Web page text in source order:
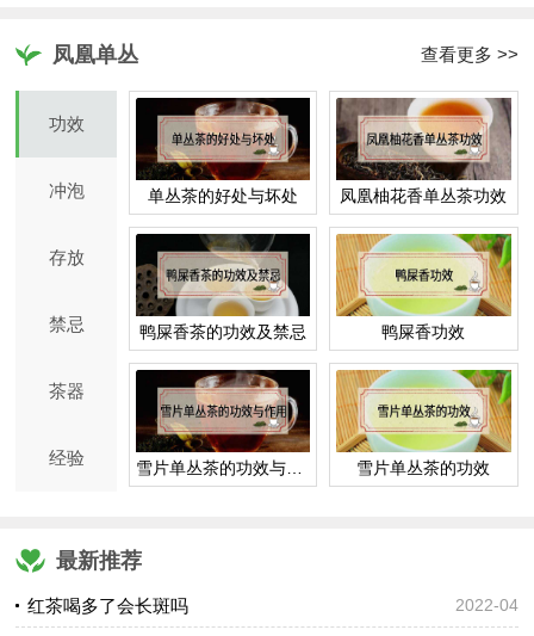
凤凰单丛 查看更多 >>
功效
冲泡
存放
禁忌
茶器
经验
单丛茶的好处与坏处 凤凰柚花香单丛茶功效
鸭屎香茶的功效及禁忌 鸭屎香功效
雪片单丛茶的功效与作用 雪片单丛茶的功效
最新推荐
红茶喝多了会长斑吗 2022-04